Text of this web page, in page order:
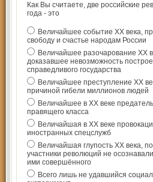
Как Вы считаете, две российские
года - это
Величайшее событие ХХ века,
свободу и счастье народам России
Величайшее разочарование ХХ
доказавшее невозможность
справедливого государства
Величайшее преступление ХХ
причиной гибели миллионов людей
Величайшее в ХХ веке
правящего класса
Величайшая в ХХ веке
иностранных спецслужб
Величайшая глупость ХХ века,
участники революций не
ими совершённого
Всего лишь не удавшийся